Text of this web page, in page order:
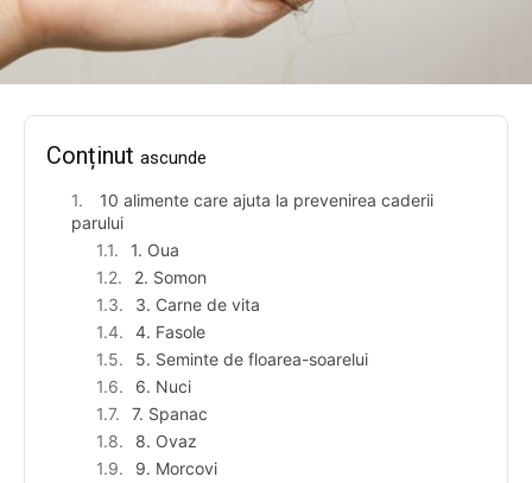
Conținut ascunde
10 alimente care ajuta la prevenirea caderii
parului
1. Oua
2. Somon
3. Carne de vita
4. Fasole
5. Seminte de floarea-soarelui
6. Nuci
7. Spanac
8. Ovaz
9. Morcovi